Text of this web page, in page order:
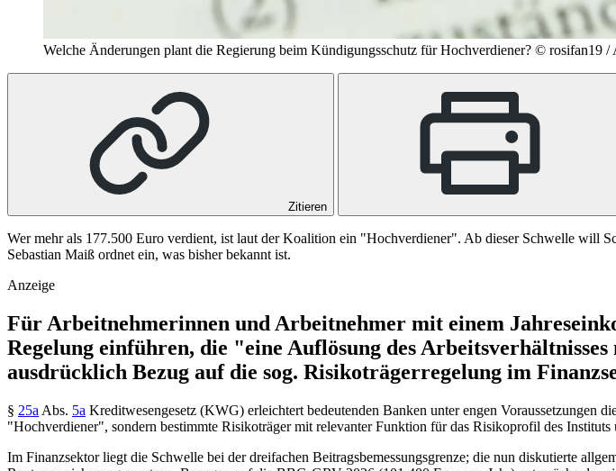
Welche Änderungen plant die Regierung beim Kündigungsschutz für Hochverdiener? © rosifan19 /
Zitieren
Wer mehr als 177.500 Euro verdient, ist laut der Koalition ein "Hochverdiener". Ab dieser Schwelle will
Sebastian Maiß ordnet ein, was bisher bekannt ist.
Anzeige
Für Arbeitnehmerinnen und Arbeitnehmer mit einem
Regelung einführen, die "eine Auflösung des
ausdrücklich Bezug auf die sog. Risikoträgerregelung im
§ 25a Abs. 5a Kreditwesengesetz (KWG) erleichtert bedeutenden Banken unter engen Voraussetzungen
"Hochverdiener", sondern bestimmte Risikoträger mit relevanter Funktion für das Risikoprofil des
Im Finanzsektor liegt die Schwelle bei der dreifachen Beitragsbemessungsgrenze; die nun diskutierte